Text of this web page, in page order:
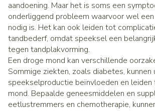
aandoening. Maar het is soms een
onderliggend probleem waarvoor wel
nodig is. Het kan ook leiden tot
tandbederf, omdat speeksel een
tegen tandplakvorming.
Een droge mond kan verschillende
Sommige ziekten, zoals diabetes, kunnen
speekselproductie beïnvloeden en
mond. Bepaalde geneesmiddelen en
eetlustremmers en chemotherapie,